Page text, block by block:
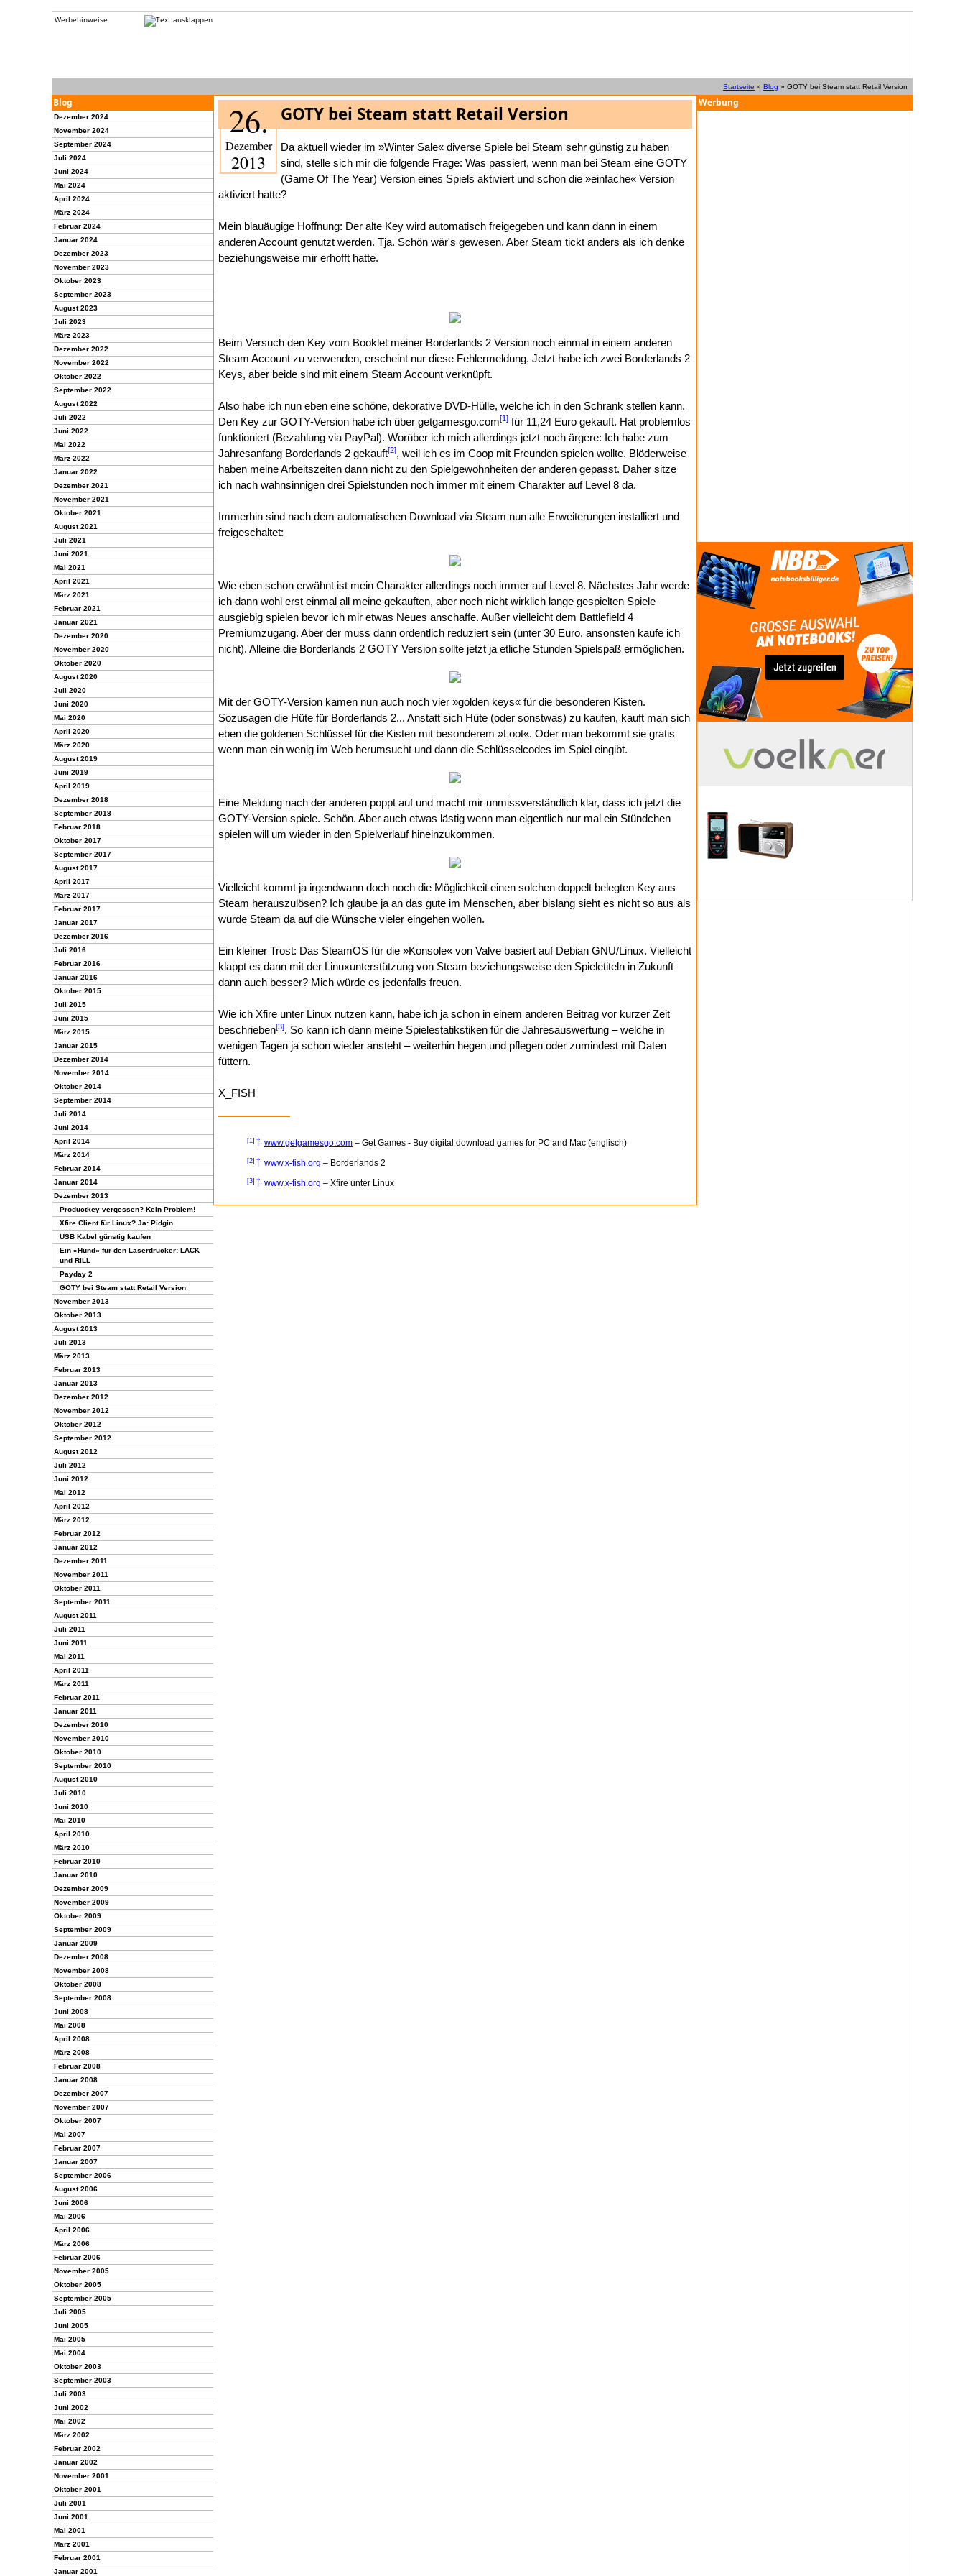
Werbehinweise
Startseite » Blog » GOTY bei Steam statt Retail Version
Blog
Dezember 2024
November 2024
September 2024
Juli 2024
Juni 2024
Mai 2024
April 2024
März 2024
Februar 2024
Januar 2024
Dezember 2023
November 2023
Oktober 2023
September 2023
August 2023
Juli 2023
März 2023
Dezember 2022
November 2022
Oktober 2022
September 2022
August 2022
Juli 2022
Juni 2022
Mai 2022
März 2022
Januar 2022
Dezember 2021
November 2021
Oktober 2021
August 2021
Juli 2021
Juni 2021
Mai 2021
April 2021
März 2021
Februar 2021
Januar 2021
Dezember 2020
November 2020
Oktober 2020
August 2020
Juli 2020
Juni 2020
Mai 2020
April 2020
März 2020
August 2019
Juni 2019
April 2019
Dezember 2018
September 2018
Februar 2018
Oktober 2017
September 2017
August 2017
April 2017
März 2017
Februar 2017
Januar 2017
Dezember 2016
Juli 2016
Februar 2016
Januar 2016
Oktober 2015
Juli 2015
Juni 2015
März 2015
Januar 2015
Dezember 2014
November 2014
Oktober 2014
September 2014
Juli 2014
Juni 2014
April 2014
März 2014
Februar 2014
Januar 2014
Dezember 2013
Productkey vergessen? Kein Problem!
Xfire Client für Linux? Ja: Pidgin.
USB Kabel günstig kaufen
Ein »Hund« für den Laserdrucker: LACK
und RILL
Payday 2
GOTY bei Steam statt Retail Version
November 2013
Oktober 2013
August 2013
Juli 2013
März 2013
Februar 2013
Januar 2013
Dezember 2012
November 2012
Oktober 2012
September 2012
August 2012
Juli 2012
Juni 2012
Mai 2012
April 2012
März 2012
Februar 2012
Januar 2012
Dezember 2011
November 2011
Oktober 2011
September 2011
August 2011
Juli 2011
Juni 2011
Mai 2011
April 2011
März 2011
Februar 2011
Januar 2011
Dezember 2010
November 2010
Oktober 2010
September 2010
August 2010
Juli 2010
Juni 2010
Mai 2010
April 2010
März 2010
Februar 2010
Januar 2010
Dezember 2009
November 2009
Oktober 2009
September 2009
Januar 2009
Dezember 2008
November 2008
Oktober 2008
September 2008
Juni 2008
Mai 2008
April 2008
März 2008
Februar 2008
Januar 2008
Dezember 2007
November 2007
Oktober 2007
Mai 2007
Februar 2007
Januar 2007
September 2006
August 2006
Juni 2006
Mai 2006
April 2006
März 2006
Februar 2006
November 2005
Oktober 2005
September 2005
Juli 2005
Juni 2005
Mai 2005
Mai 2004
Oktober 2003
September 2003
Juli 2003
Juni 2002
Mai 2002
März 2002
Februar 2002
Januar 2002
November 2001
Oktober 2001
Juli 2001
Juni 2001
Mai 2001
März 2001
Februar 2001
Januar 2001
Werbung
26.
Dezember
2013
GOTY bei Steam statt Retail Version
Da aktuell wieder im »Winter Sale« diverse Spiele bei Steam sehr günstig zu haben
sind, stelle sich mir die folgende Frage: Was passiert, wenn man bei Steam eine GOTY
(Game Of The Year) Version eines Spiels aktiviert und schon die »einfache« Version
aktiviert hatte?
Mein blauäugige Hoffnung: Der alte Key wird automatisch freigegeben und kann dann in einem
anderen Account genutzt werden. Tja. Schön wär's gewesen. Aber Steam tickt anders als ich denke
beziehungsweise mir erhofft hatte.
Beim Versuch den Key vom Booklet meiner Borderlands 2 Version noch einmal in einem anderen
Steam Account zu verwenden, erscheint nur diese Fehlermeldung. Jetzt habe ich zwei Borderlands 2
Keys, aber beide sind mit einem Steam Account verknüpft.
Also habe ich nun eben eine schöne, dekorative DVD-Hülle, welche ich in den Schrank stellen kann.
Den Key zur GOTY-Version habe ich über getgamesgo.com[1] für 11,24 Euro gekauft. Hat problemlos
funktioniert (Bezahlung via PayPal). Worüber ich mich allerdings jetzt noch ärgere: Ich habe zum
Jahresanfang Borderlands 2 gekauft[2], weil ich es im Coop mit Freunden spielen wollte. Blöderweise
haben meine Arbeitszeiten dann nicht zu den Spielgewohnheiten der anderen gepasst. Daher sitze
ich nach wahnsinnigen drei Spielstunden noch immer mit einem Charakter auf Level 8 da.
Immerhin sind nach dem automatischen Download via Steam nun alle Erweiterungen installiert und
freigeschaltet:
Wie eben schon erwähnt ist mein Charakter allerdings noch immer auf Level 8. Nächstes Jahr werde
ich dann wohl erst einmal all meine gekauften, aber noch nicht wirklich lange gespielten Spiele
ausgiebig spielen bevor ich mir etwas Neues anschaffe. Außer vielleicht dem Battlefield 4
Premiumzugang. Aber der muss dann ordentlich reduziert sein (unter 30 Euro, ansonsten kaufe ich
nicht). Alleine die Borderlands 2 GOTY Version sollte jetzt ja etliche Stunden Spielspaß ermöglichen.
Mit der GOTY-Version kamen nun auch noch vier »golden keys« für die besonderen Kisten.
Sozusagen die Hüte für Borderlands 2... Anstatt sich Hüte (oder sonstwas) zu kaufen, kauft man sich
eben die goldenen Schlüssel für die Kisten mit besonderem »Loot«. Oder man bekommt sie gratis
wenn man ein wenig im Web herumsucht und dann die Schlüsselcodes im Spiel eingibt.
Eine Meldung nach der anderen poppt auf und macht mir unmissverständlich klar, dass ich jetzt die
GOTY-Version spiele. Schön. Aber auch etwas lästig wenn man eigentlich nur mal ein Stündchen
spielen will um wieder in den Spielverlauf hineinzukommen.
Vielleicht kommt ja irgendwann doch noch die Möglichkeit einen solchen doppelt belegten Key aus
Steam herauszulösen? Ich glaube ja an das gute im Menschen, aber bislang sieht es nicht so aus als
würde Steam da auf die Wünsche vieler eingehen wollen.
Ein kleiner Trost: Das SteamOS für die »Konsole« von Valve basiert auf Debian GNU/Linux. Vielleicht
klappt es dann mit der Linuxunterstützung von Steam beziehungsweise den Spieletiteln in Zukunft
dann auch besser? Mich würde es jedenfalls freuen.
Wie ich Xfire unter Linux nutzen kann, habe ich ja schon in einem anderen Beitrag vor kurzer Zeit
beschrieben[3]. So kann ich dann meine Spielestatikstiken für die Jahresauswertung – welche in
wenigen Tagen ja schon wieder ansteht – weiterhin hegen und pflegen oder zumindest mit Daten
füttern.
X_FISH
[1] ↑ www.getgamesgo.com – Get Games - Buy digital download games for PC and Mac (englisch)
[2] ↑ www.x-fish.org – Borderlands 2
[3] ↑ www.x-fish.org – Xfire unter Linux